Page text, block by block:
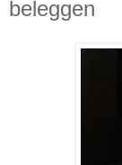
beleggen